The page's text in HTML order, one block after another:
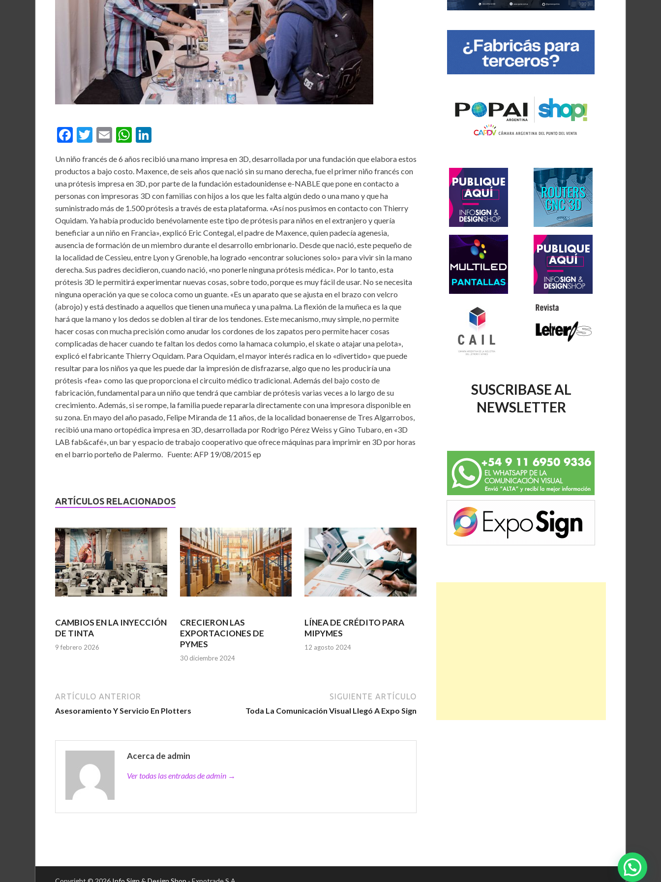
F
e
b
o
o
k
T
itt
er
E
ai
l
W
at
s
A
p
p
ke
dI
n
Un niño francés de 6 años recibió una mano impresa en 3D, desarrollada por una fundación que elabora estos
productos a bajo costo. Maxence, de seis años que nació sin su mano derecha, fue el primer niño francés con
una prótesis impresa en 3D, por parte de la fundación estadounidense e-NABLE que pone en contacto a
personas con impresoras 3D con familias con hijos a los que les falta algún dedo o una mano y que ha
suministrado más de 1.500 prótesis a través de esta plataforma. «Así nos pusimos en contacto con Thierry
Oquidam. Ya había producido benévolamente este tipo de prótesis para niños en el extranjero y quería
beneficiar a un niño en Francia», explicó Eric Contegal, el padre de Maxence, quien padecía agenesia,
ausencia de formación de un miembro durante el desarrollo embrionario. Desde que nació, este pequeño de
la localidad de Cessieu, entre Lyon y Grenoble, ha logrado «encontrar soluciones solo» para vivir sin la mano
derecha. Sus padres decidieron, cuando nació, «no ponerle ninguna prótesis médica». Por lo tanto, esta
prótesis 3D le permitirá experimentar nuevas cosas, sobre todo, porque es muy fácil de usar. No se necesita
ninguna operación ya que se coloca como un guante. «Es un aparato que se ajusta en el brazo con velcro
(abrojo) y está destinado a aquellos que tienen una muñeca y una palma. La flexión de la muñeca es la que
hará que la mano y los dedos se doblen al tirar de los tendones. Este mecanismo, muy simple, no permite
hacer cosas con mucha precisión como anudar los cordones de los zapatos pero permite hacer cosas
complicadas de hacer cuando te faltan los dedos como la hamaca columpio, el skate o atajar una pelota»,
explicó el fabricante Thierry Oquidam. Para Oquidam, el mayor interés radica en lo «divertido» que puede
resultar para los niños ya que les puede dar la impresión de disfrazarse, algo que no les produciría una
prótesis «fea» como las que proporciona el circuito médico tradicional. Además del bajo costo de
fabricación, fundamental para un niño que tendrá que cambiar de prótesis varias veces a lo largo de su
crecimiento. Además, si se rompe, la familia puede repararla directamente con una impresora disponible en
su zona. En mayo del año pasado, Felipe Miranda de 11 años, de la localidad bonaerense de Tres Algarrobos,
recibió una mano ortopédica impresa en 3D, desarrollada por Rodrigo Pérez Weiss y Gino Tubaro, en «3D
LAB fab&café», un bar y espacio de trabajo cooperativo que ofrece máquinas para imprimir en 3D por horas
en el barrio porteño de Palermo. Fuente: AFP 19/08/2015 ep
ARTÍCULOS RELACIONADOS
CAMBIOS EN LA INYECCIÓN
DE TINTA
9 febrero 2026
CRECIERON LAS
EXPORTACIONES DE
PYMES
30 diciembre 2024
LÍNEA DE CRÉDITO PARA
MIPYMES
12 agosto 2024
ARTÍCULO ANTERIOR
Asesoramiento Y Servicio En Plotters
SIGUIENTE ARTÍCULO
Toda La Comunicación Visual Llegó A Expo Sign
Acerca de admin
Ver todas las entradas de admin →
SUSCRIBASE AL
NEWSLETTER